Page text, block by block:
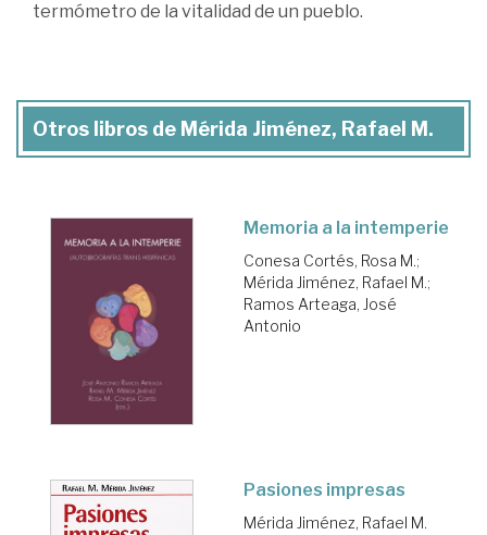
termómetro de la vitalidad de un pueblo.
Otros libros de Mérida Jiménez, Rafael M.
Memoria a la intemperie
Conesa Cortés, Rosa M.;
Mérida Jiménez, Rafael M.;
Ramos Arteaga, José
Antonio
Pasiones impresas
Mérida Jiménez, Rafael M.